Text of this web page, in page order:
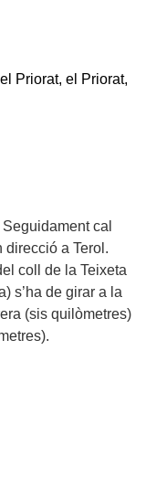
Priorat, el Priorat,
cal
direcció a Terol.
coll de la Teixeta
s’ha de girar a la
(sis quilòmetres)